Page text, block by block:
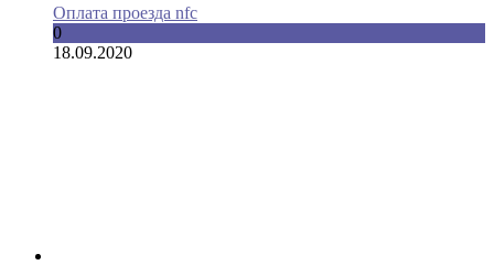
Оплата проезда nfc
0
18.09.2020